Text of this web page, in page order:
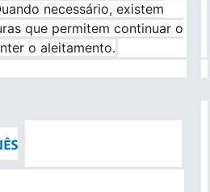
necessário, existem
que permitem continuar o
o aleitamento.